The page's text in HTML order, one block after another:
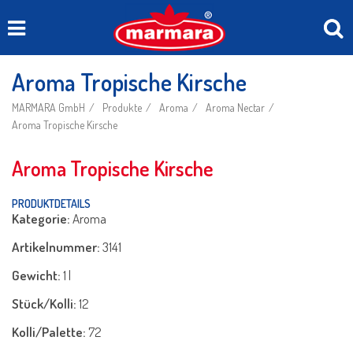
Aroma Tropische Kirsche
MARMARA GmbH Produkte Aroma
Aroma Nectar
Aroma Tropische Kirsche
Aroma Tropische Kirsche
PRODUKTDETAILS
Kategorie:Aroma
Artikelnummer:3141
Gewicht:1 l
Stück/Kolli:12
Kolli/Palette:72